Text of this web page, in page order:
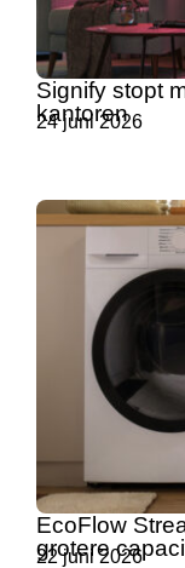
Signify stopt
kantoren
24 juni 2026
EcoFlow
grotere
22 juni 2026